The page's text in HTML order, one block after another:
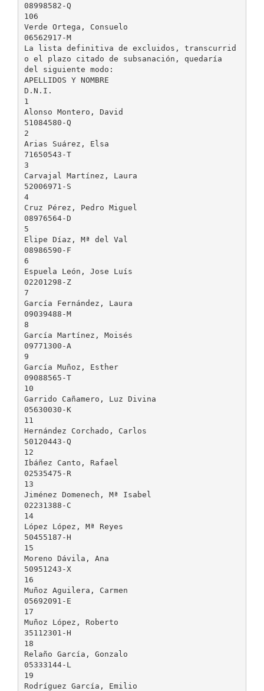
08998582-Q
106
Verde Ortega, Consuelo
06562917-M
La lista definitiva de excluidos, transcurrid
o el plazo citado de subsanación, quedaría
del siguiente modo:
APELLIDOS Y NOMBRE
D.N.I.
1
Alonso Montero, David
51084580-Q
2
Arias Suárez, Elsa
71650543-T
3
Carvajal Martínez, Laura
52006971-S
4
Cruz Pérez, Pedro Miguel
08976564-D
5
Elipe Díaz, Mª del Val
08986590-F
6
Espuela León, Jose Luís
02201298-Z
7
García Fernández, Laura
09039488-M
8
García Martínez, Moisés
09771300-A
9
García Muñoz, Esther
09088565-T
10
Garrido Cañamero, Luz Divina
05630030-K
11
Hernández Corchado, Carlos
50120443-Q
12
Ibáñez Canto, Rafael
02535475-R
13
Jiménez Domenech, Mª Isabel
02231388-C
14
López López, Mª Reyes
50455187-H
15
Moreno Dávila, Ana
50951243-X
16
Muñoz Aguilera, Carmen
05692091-E
17
Muñoz López, Roberto
35112301-H
18
Relaño García, Gonzalo
05333144-L
19
Rodríguez García, Emilio